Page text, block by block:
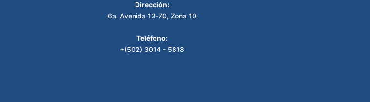
Dirección:
6a. Avenida 13-70, Zona 10
Teléfono:
+(502) 3014 - 5818